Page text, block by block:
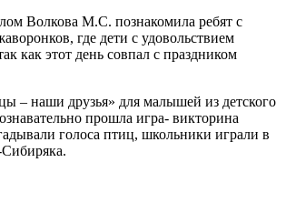
Волкова М.С. познакомила ребят с
где дети с удовольствием
как этот день совпал с праздником
– наши друзья» для малышей из детского
прошла игра- викторина
голоса птиц, школьники играли в